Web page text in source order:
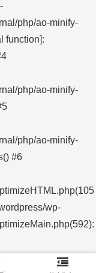
php/ao-minify-
function]:
php/ao-minify-
php/ao-minify-
#6
wp-
php/jsmin.ph